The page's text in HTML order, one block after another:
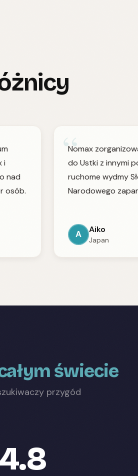
i
nad
osób.
“
Nomax
do Ustki z innymi
ruchome wydmy
Narodowego
A Aiko
Japan
świecie
przygód
4.8